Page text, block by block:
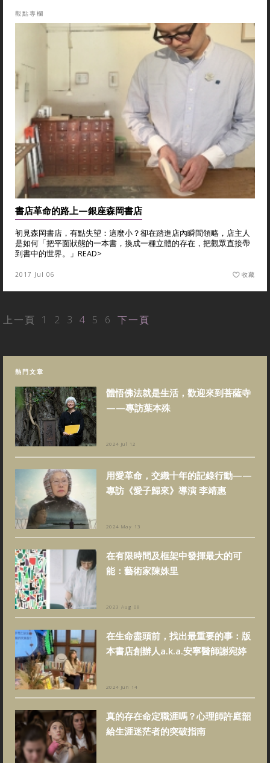
觀點專欄
書店革命的路上—銀座森岡書店
初見森岡書店，有點失望：這麼小？卻在踏進店內瞬間領略，店主人
是如何「把平面狀態的一本書，換成一種立體的存在，把觀眾直接帶
到書中的世界。」 READ>
2017 Jul 06 收藏
上一頁 1 2 3 4 5 6 下一頁
熱門文章
體悟佛法就是生活，歡迎來到菩薩寺
——專訪葉本殊
2024 Jul 12
用愛革命，交織十年的記錄行動——
專訪《愛子歸來》導演 李靖惠
2024 May 13
在有限時間及框架中發揮最大的可
能：藝術家陳姝里
2023 Aug 08
在生命盡頭前，找出最重要的事：版
本書店創辦人a.k.a.安寧醫師謝宛婷
2024 Jun 14
真的存在命定職涯嗎？心理師許庭韶
給生涯迷茫者的突破指南